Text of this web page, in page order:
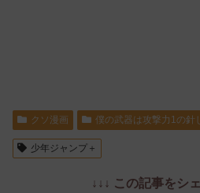
クソ漫画 僕の武器は攻撃力1の針
少年ジャンプ＋
↓↓↓ この記事をシ